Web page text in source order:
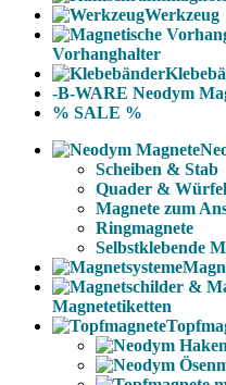
Werkzeug
Vorhanghalter
-B-WARE Neodym
% SALE %
Scheiben & Stab
Quader & Würfel
Magnete zum
Ringmagnete
Selbstklebende
Magnetetiketten